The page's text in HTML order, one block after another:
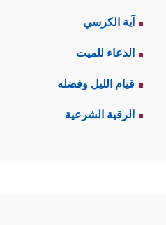
آية الكرسي
الدعاء للميت
قيام الليل وفضله
الرقية الشرعية